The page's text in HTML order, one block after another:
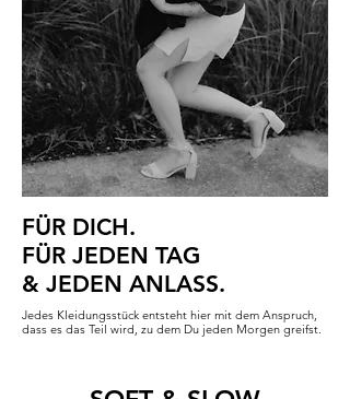
FÜR DICH.
FÜR JEDEN TAG
& JEDEN ANLASS.
Jedes Kleidungsstück entsteht hier mit dem Anspruch,
dass es das Teil wird, zu dem Du jeden Morgen greifst.